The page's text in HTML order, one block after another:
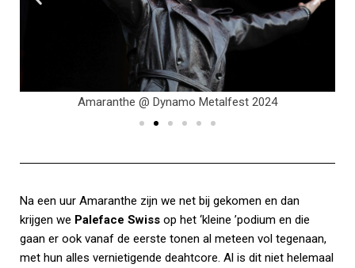
Amaranthe @ Dynamo Metalfest 2024
Na een uur Amaranthe zijn we net bij gekomen en dan
krijgen we Paleface Swiss op het ‘kleine ’podium en die
gaan er ook vanaf de eerste tonen al meteen vol tegenaan,
met hun alles vernietigende deahtcore. Al is dit niet helemaal